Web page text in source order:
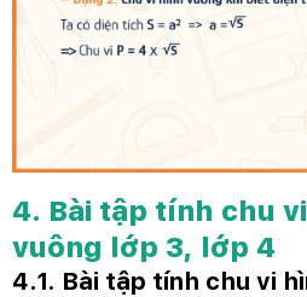
4. Bài tập tính chu
vuông lớp 3, lớp 4
4.1. Bài tập tính chu vi